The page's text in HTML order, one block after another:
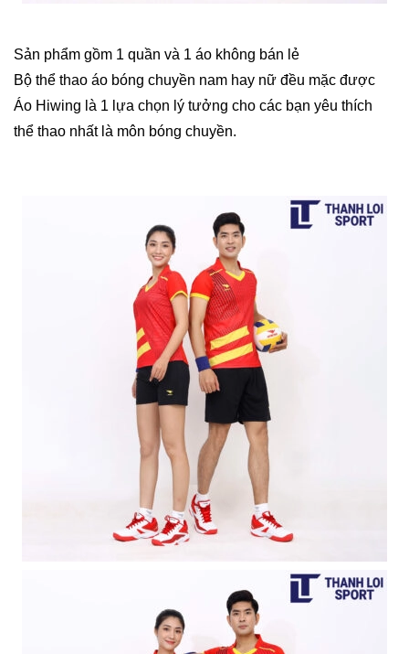
Sản phẩm gồm 1 quần và 1 áo không bán lẻ
Bộ thể thao áo bóng chuyền nam hay nữ đều mặc được
Áo Hiwing là 1 lựa chọn lý tưởng cho các bạn yêu thích
thể thao nhất là môn bóng chuyền.